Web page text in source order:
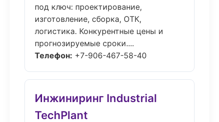
под ключ: проектирование,
изготовление, сборка, ОТК,
логистика. Конкурентные цены и
прогнозируемые сроки....
Телефон: +7-906-467-58-40
Инжиниринг Industrial
TechPlant